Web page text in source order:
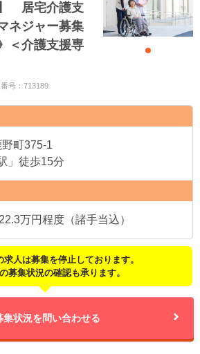
】 居宅介護支
ネジャー募集
＜介護支援専
号：713189
町375-1
」徒歩15分
万円程度（諸手当込）
求人は募集を停止しております。
募集状況の確認も承ります。
集状況を問い合わせる